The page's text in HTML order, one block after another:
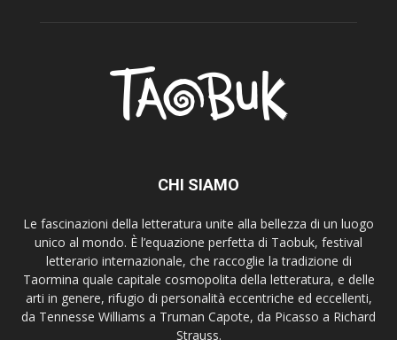
CHI SIAMO
Le fascinazioni della letteratura unite alla bellezza di un luogo
unico al mondo. È l’equazione perfetta di Taobuk, festival
letterario internazionale, che raccoglie la tradizione di
Taormina quale capitale cosmopolita della letteratura, e delle
arti in genere, rifugio di personalità eccentriche ed eccellenti,
da Tennesse Williams a Truman Capote, da Picasso a Richard
Strauss.